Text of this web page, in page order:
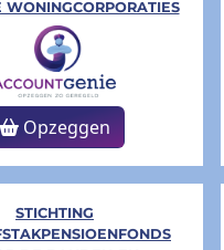
WONINGCORPORATIES
Opzeggen
STICHTING